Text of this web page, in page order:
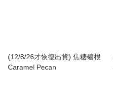
(12/8/26才恢復出貨) 焦糖碧根
Caramel Pecan